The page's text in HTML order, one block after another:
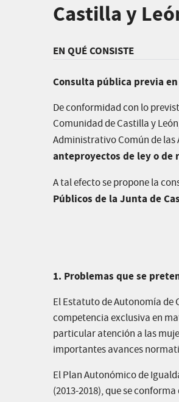
Castilla y
EN QUÉ CONSISTE
Consulta pública previa
De conformidad con lo
Comunidad de Castilla y
Administrativo Común de
anteproyectos de ley o de
A tal efecto se propone la
Públicos de la Junta de
1. Problemas que se
El Estatuto de Autonomía de
competencia exclusiva en
particular atención a las
importantes avances
El Plan Autonómico de
(2013-2018), que se